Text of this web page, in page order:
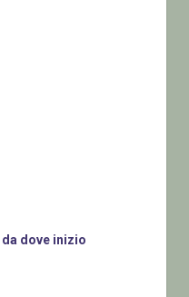
dove inizio